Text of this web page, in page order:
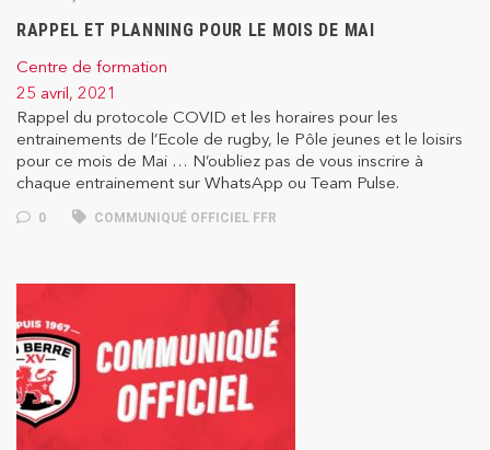
RAPPEL ET PLANNING POUR LE MOIS DE MAI
Centre de formation
25 avril, 2021
Rappel du protocole COVID et les horaires pour les
entrainements de l’Ecole de rugby, le Pôle jeunes et le loisirs
pour ce mois de Mai … N’oubliez pas de vous inscrire à
chaque entrainement sur WhatsApp ou Team Pulse.
0 COMMUNIQUÉ OFFICIEL FFR